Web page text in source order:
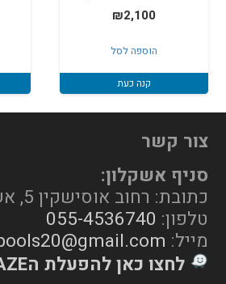
₪2,100
הוספה לסל
קנה כעת
צור קשר
סניף אשקלון:
כתובת: רחוב אוסישקין 5, אשקלון
טלפון: 055-4536740
מייל:
לחצו כאן להפעלת הWAZE